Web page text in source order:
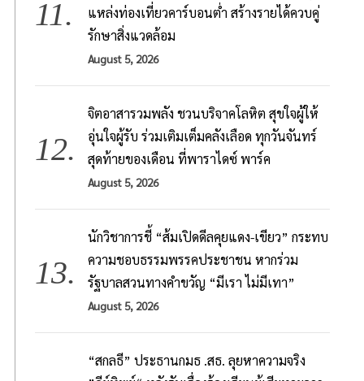
แหล่งท่องเที่ยวคาร์บอนต่ำ สร้างรายได้ควบคู่
รักษาสิ่งแวดล้อม
August 5, 2026
จิตอาสารวมพลัง ชวนบริจาคโลหิต สุขใจผู้ให้
อุ่นใจผู้รับ ร่วมเติมเต็มคลังเลือด ทุกวันจันทร์
สุดท้ายของเดือน ที่พาราไดซ์ พาร์ค
August 5, 2026
นักวิชาการชี้ “ส้มเปิดดีลคุยแดง-เขียว” กระทบ
ความชอบธรรมพรรคประชาชน หากร่วม
รัฐบาลสวนทางคำขวัญ “มีเรา ไม่มีเทา”
August 5, 2026
“สกลธี” ประธานกมธ .สธ. ลุยหาความจริง